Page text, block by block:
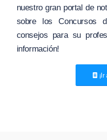
nuestro gran portal de
sobre los Concursos
consejos para su
información!